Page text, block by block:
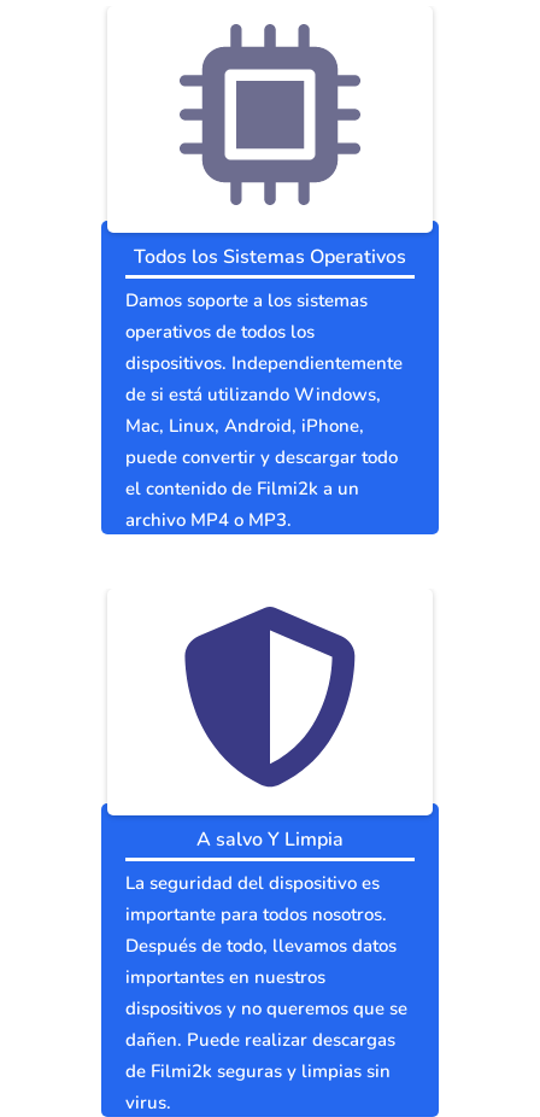
Todos los Sistemas Operativos
Damos soporte a los sistemas
operativos de todos los
dispositivos. Independientemente
de si está utilizando Windows,
Mac, Linux, Android, iPhone,
puede convertir y descargar todo
el contenido de Filmi2k a un
archivo MP4 o MP3.
A salvo Y Limpia
La seguridad del dispositivo es
importante para todos nosotros.
Después de todo, llevamos datos
importantes en nuestros
dispositivos y no queremos que se
dañen. Puede realizar descargas
de Filmi2k seguras y limpias sin
virus.